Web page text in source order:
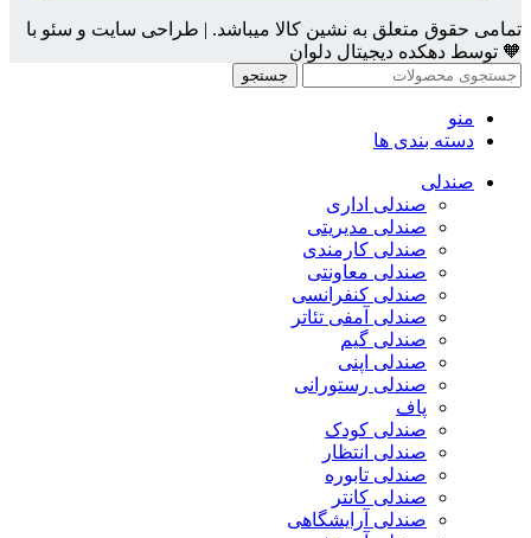
تمامی حقوق متعلق به نشین کالا میباشد. | طراحی سایت و سئو با
🧡 توسط دهکده دیجیتال دلوان
جستجو
منو
دسته بندی ها
صندلی
صندلی اداری
صندلی مدیریتی
صندلی کارمندی
صندلی معاونتی
صندلی کنفرانسی
صندلی آمفی تئاتر
صندلی گیم
صندلی اپنی
صندلی رستورانی
پاف
صندلی کودک
صندلی انتظار
صندلی تابوره
صندلی کانتر
صندلی آرایشگاهی